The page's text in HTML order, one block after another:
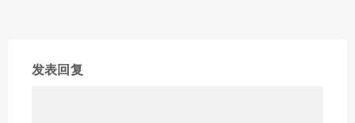
发表回复